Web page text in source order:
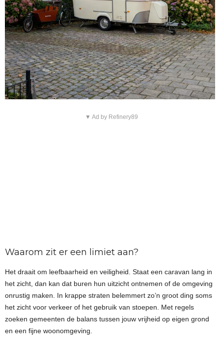
▼ Ad by Refinery89
Waarom zit er een limiet aan?
Het draait om leefbaarheid en veiligheid. Staat een caravan lang in
het zicht, dan kan dat buren hun uitzicht ontnemen of de omgeving
onrustig maken. In krappe straten belemmert zo’n groot ding soms
het zicht voor verkeer of het gebruik van stoepen. Met regels
zoeken gemeenten de balans tussen jouw vrijheid op eigen grond
en een fijne woonomgeving.